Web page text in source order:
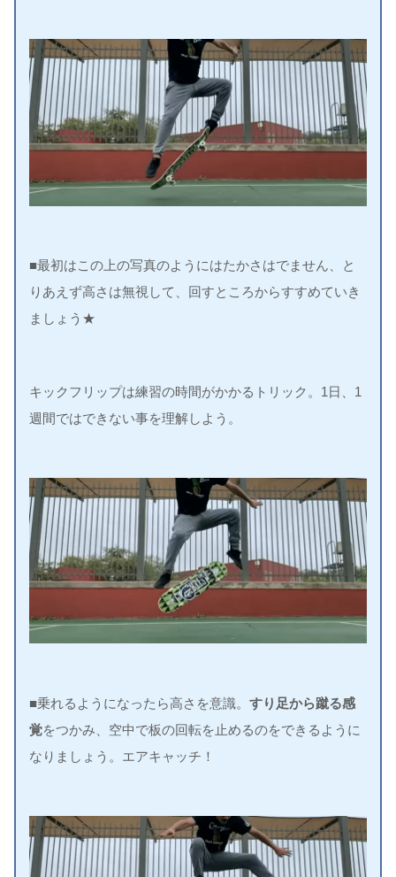
■最初はこの上の写真のようにはたかさはでません、と
りあえず高さは無視して、回すところからすすめていき
ましょう★
キックフリップは練習の時間がかかるトリック。1日、1
週間ではできない事を理解しよう。
■乗れるようになったら高さを意識。 すり足から蹴る感
覚をつかみ、空中で板の回転を止めるのをできるように
なりましょう。エアキャッチ！